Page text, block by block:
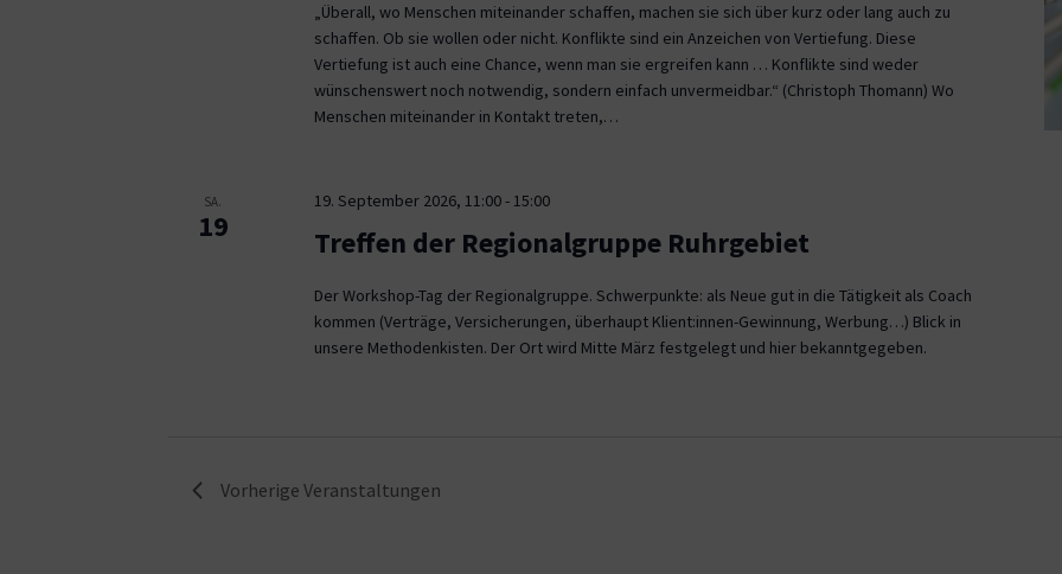
„Überall, wo Menschen miteinander schaffen, machen sie sich über kurz oder lang auch zu
schaffen. Ob sie wollen oder nicht. Konflikte sind ein Anzeichen von Vertiefung. Diese
Vertiefung ist auch eine Chance, wenn man sie ergreifen kann … Konflikte sind weder
wünschenswert noch notwendig, sondern einfach unvermeidbar.“ (Christoph Thomann) Wo
Menschen miteinander in Kontakt treten,…
SA.
19
19. September 2026, 11:00- 15:00
Treffen der Regionalgruppe Ruhrgebiet
Der Workshop-Tag der Regionalgruppe. Schwerpunkte: als Neue gut in die Tätigkeit als Coach
kommen (Verträge, Versicherungen, überhaupt Klient:innen-Gewinnung, Werbung…) Blick in
unsere Methodenkisten. Der Ort wird Mitte März festgelegt und hier bekanntgegeben.
Vorherige Veranstaltungen